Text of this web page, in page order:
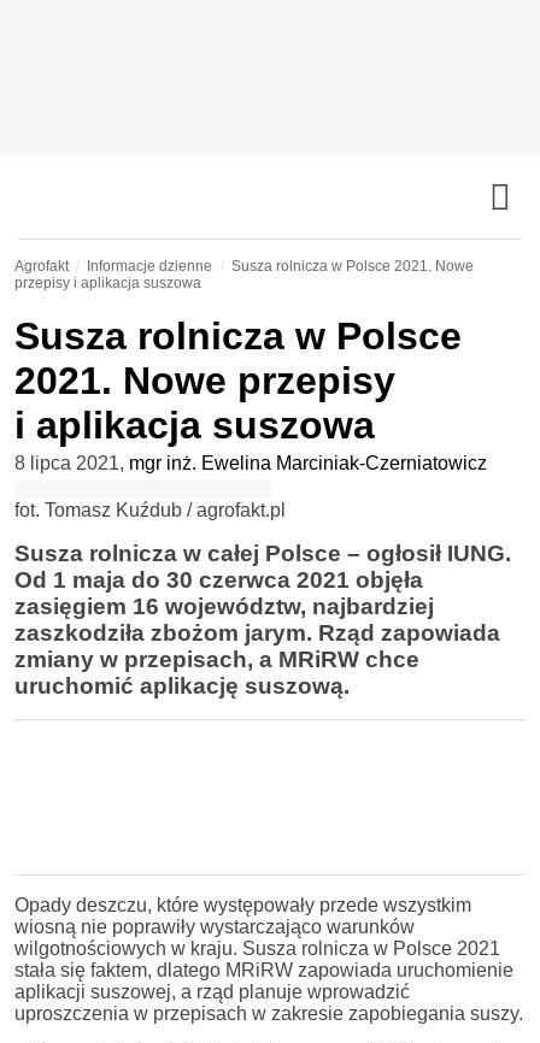
Agrofakt Informacje dzienne
Susza rolnicza w Polsce 2021. Nowe
przepisy i aplikacja suszowa
Susza rolnicza w Polsce
2021. Nowe przepisy
i aplikacja suszowa
8 lipca 2021, mgr inż. Ewelina Marciniak-Czerniatowicz
fot. Tomasz Kuźdub / agrofakt.pl
Susza rolnicza w całej Polsce – ogłosił IUNG.
Od 1 maja do 30 czerwca 2021 objęła
zasięgiem 16 województw, najbardziej
zaszkodziła zbożom jarym. Rząd zapowiada
zmiany w przepisach, a MRiRW chce
uruchomić aplikację suszową.
Opady deszczu, które występowały przede wszystkim
wiosną nie poprawiły wystarczająco warunków
wilgotnościowych w kraju. Susza rolnicza w Polsce 2021
stała się faktem, dlatego MRiRW zapowiada uruchomienie
aplikacji suszowej, a rząd planuje wprowadzić
uproszczenia w przepisach w zakresie zapobiegania suszy.